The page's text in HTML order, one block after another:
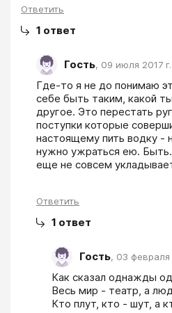
Ответить
1 ответ
Гость, 09 июля 2017 г.
Где-то я не до понимаю
себе быть таким, какой
другое. Это перестать
поступки которые
настоящему пить водку -
нужно ужраться ею. Быть.
еще не совсем
Ответить
1 ответ
Гость, 03 февраля
Как сказал однажды
Весь мир - театр, а
Кто плут, кто - шут, а